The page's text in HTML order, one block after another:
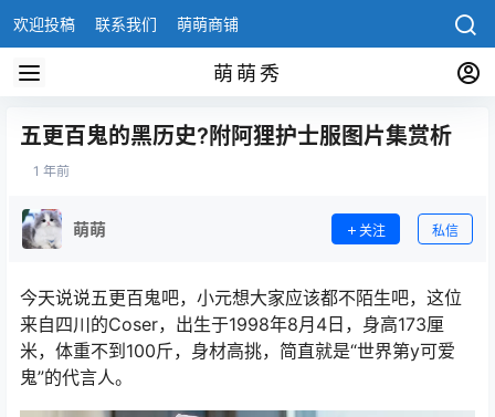
欢迎投稿 联系我们 萌萌商铺
萌萌秀
五更百鬼的黑历史?附阿狸护士服图片集赏析
1 年前
萌萌 关注 私信
今天说说五更百鬼吧，小元想大家应该都不陌生吧，这位
来自四川的Coser，出生于1998年8月4日，身高173厘
米，体重不到100斤，身材高挑，简直就是“世界第y可爱
鬼”的代言人。